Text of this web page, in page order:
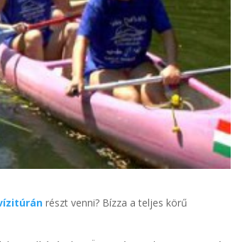
részt venni? Bízza a teljes körű